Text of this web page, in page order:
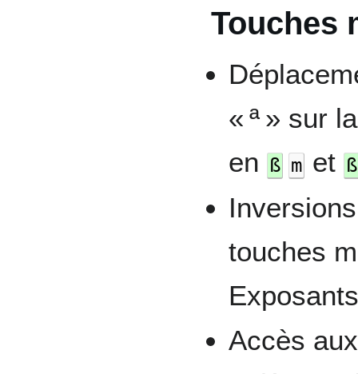
Touches
« ª » sur
enß m etß
touches
Accès